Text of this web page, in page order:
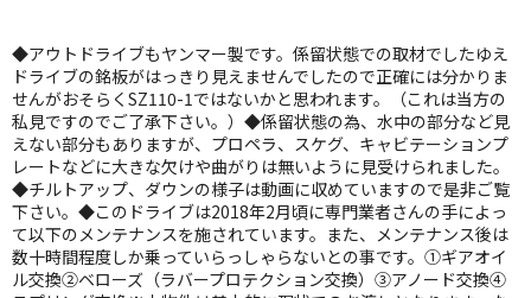
◆アウトドライブもヤンマー製です。係留状態での取材でしたゆえ
ドライブの銘板がはっきり見えませんでしたので正確には分かりま
せんがおそらくSZ110-1ではないかと思われます。（これは当方の
私見ですのでご了承下さい。）◆係留状態の為、水中の部分など見
えない部分もありますが、プロペラ、スケグ、キャビテーションプ
レートなどに大きな欠けや曲がりは無いように見受けられました。
◆チルトアップ、ダウンの様子は動画に収めていますので是非ご覧
下さい。◆このドライブは2018年2月頃に専門業者さんの手によっ
て以下のメンテナンスを施されています。また、メンテナンス後は
数十時間程度しか乗っていらっしゃらないとの事です。①ギアオイ
ル交換②ベローズ（ラバープロテクション交換）③アノード交換④